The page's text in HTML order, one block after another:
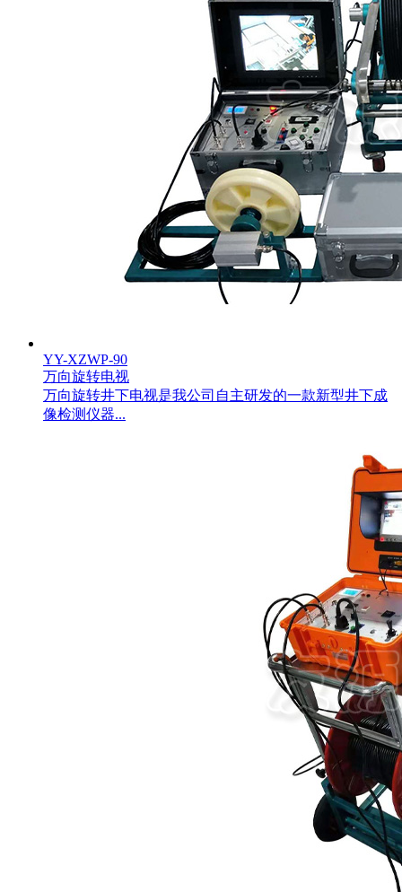
YY-XZWP-90
万向旋转电视
万向旋转井下电视是我公司自主研发的一款新型井下成
像检测仪器...